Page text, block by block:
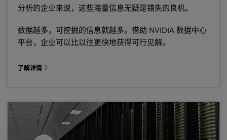
分析的企业来说，这些海量信息无疑是错失的良机。
数据越多，可挖掘的信息就越多。借助 NVIDIA 数据中心
平台，企业可以比以往更快地获得可行见解。
了解详情